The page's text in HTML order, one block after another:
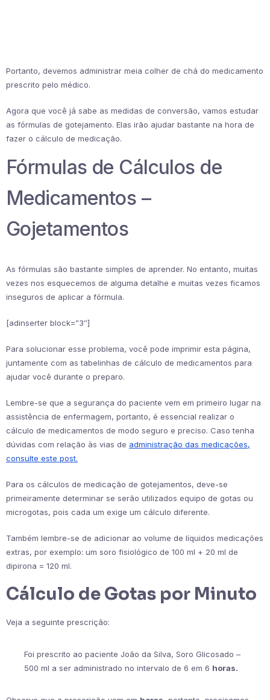
Portanto, devemos administrar meia colher de chá do medicamento
prescrito pelo médico.
Agora que você já sabe as medidas de conversão, vamos estudar
as fórmulas de gotejamento. Elas irão ajudar bastante na hora de
fazer o cálculo de medicação.
Fórmulas de Cálculos de
Medicamentos –
Gojetamentos
As fórmulas são bastante simples de aprender. No entanto, muitas
vezes nos esquecemos de alguma detalhe e muitas vezes ficamos
inseguros de aplicar a fórmula.
[adinserter block=”3″]
Para solucionar esse problema, você pode imprimir esta página,
juntamente com as tabelinhas de cálculo de medicamentos para
ajudar você durante o preparo.
Lembre-se que a segurança do paciente vem em primeiro lugar na
assistência de enfermagem, portanto, é essencial realizar o
cálculo de medicamentos de modo seguro e preciso. Caso tenha
dúvidas com relação às vias de administração das medicações,
consulte este post.
Para os cálculos de medicação de gotejamentos, deve-se
primeiramente determinar se serão utilizados equipo de gotas ou
microgotas, pois cada um exige um cálculo diferente.
Também lembre-se de adicionar ao volume de líquidos medicações
extras, por exemplo: um soro fisiológico de 100 ml + 20 ml de
dipirona = 120 ml.
Cálculo de Gotas por Minuto
Veja a seguinte prescrição:
Foi prescrito ao paciente João da Silva, Soro Glicosado –
500 ml a ser administrado no intervalo de 6 em 6 horas.